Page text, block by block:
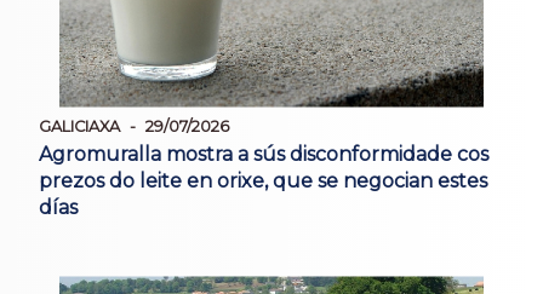
GALICIAXA 29/07/2026
Agromuralla mostra a sús disconformidade cos
prezos do leite en orixe, que se negocian estes
días